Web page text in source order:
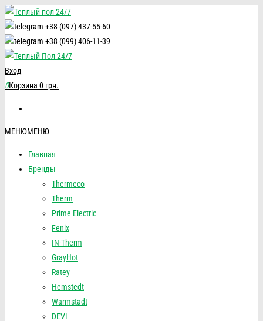
+38 (097) 437-55-60
+38 (099) 406-11-39
Вход
0Корзина 0 грн.
МЕНЮМЕНЮ
Главная
Бренды
Thermeco
Therm
Prime Electric
Fenix
IN-Therm
GrayHot
Ratey
Hemstedt
Warmstadt
DEVI